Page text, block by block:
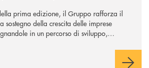
prima edizione, il Gruppo rafforza il
della crescita delle imprese
in un percorso di sviluppo,